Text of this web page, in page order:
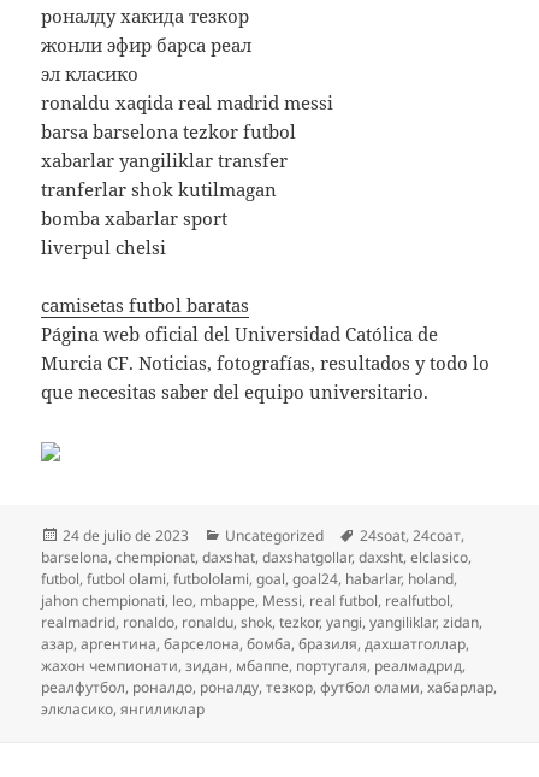
роналду хакида тезкор
жонли эфир барса реал
эл класико
ronaldu xaqida real madrid messi
barsa barselona tezkor futbol
xabarlar yangiliklar transfer
tranferlar shok kutilmagan
bomba xabarlar sport
liverpul chelsi
camisetas futbol baratas
Página web oficial del Universidad Católica de
Murcia CF. Noticias, fotografías, resultados y todo lo
que necesitas saber del equipo universitario.
Publicado
el
24 de julio de 2023 Categorías
Uncategorized Etiquetas
24soat,24соат,
barselona,chempionat,daxshat,daxshatgollar,daxsht,elclasico,
futbol,futbol olami,futbololami,goal,goal24, habarlar, holand,
jahon chempionati, leo, mbappe, Messi, real futbol, realfutbol,
realmadrid, ronaldo, ronaldu,shok,tezkor,yangi,yangiliklar,zidan,
азар,аргентина,барселона,бомба,бразиля,дахшатголлар,
жахон чемпионати,зидан, мбаппе, португаля, реалмадрид,
реалфутбол, роналдо, роналду,тезкор,футбол олами,хабарлар,
элкласико,янгиликлар